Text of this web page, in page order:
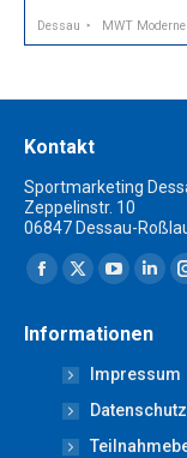
Dessau MWT
Kontakt
Sportmarketing
Zeppelinstr. 10
06847 Dessau-
Finden Sie uns auf:
Facebook
opens
new
window
X
opens
in
new
window
YouTube
opens
in
new
window
in
new
Informationen
Impressum